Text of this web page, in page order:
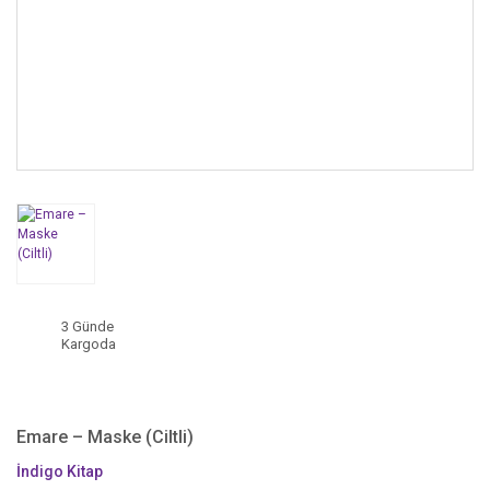
3 Günde
Kargoda
Emare – Maske (Ciltli)
İndigo Kitap